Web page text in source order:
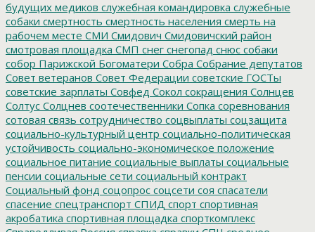
будущих медиков служебная командировка служебные
собаки смертность смертность населения смерть на
рабочем месте СМИ Смидович Смидовичский район
смотровая площадка СМП снег снегопад снюс собаки
собор Парижской Богоматери Собра Собрание депутатов
Совет ветеранов Совет Федерации советские ГОСТы
советские зарплаты Совфед Сокол сокращения Солнцев
Солтус Солцнев соотечественники Сопка соревнования
сотовая связь сотрудничество соцвыплаты соцзащита
социально-культурный центр социально-политическая
устойчивость социально-экономическое положение
социальное питание социальные выплаты социальные
пенсии социальные сети социальный контракт
Социальный фонд соцопрос соцсети соя спасатели
спасение спецтранспорт СПИД спорт спортивная
акробатика спортивная площадка спорткомплекс